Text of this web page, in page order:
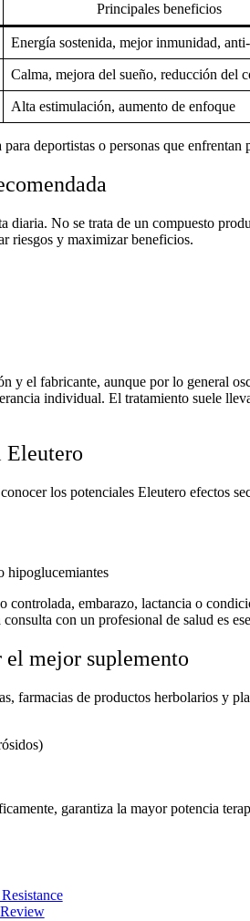
Principales beneficios
Energía sostenida, mejor inmunidad, anti-
Calma, mejora del sueño, reducción del
Alta estimulación, aumento de enfoque
deportistas o personas que
diaria. No se trata de un compuesto
riesgos y maximizar beneficios.
y el fabricante, aunque por lo general
individual. El tratamiento suele
Eleutero
los potenciales Eleutero efectos
hipoglucemiantes
controlada, embarazo, lactancia o
con un profesional de salud es
mejor suplemento
farmacias de productos herbolarios y
garantiza la mayor potencia